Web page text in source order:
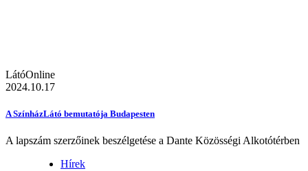
LátóOnline
2024.10.17
A SzínházLátó bemutatója Budapesten
A lapszám szerzőinek beszélgetése a Dante Közösségi Alkotótérben
Hírek